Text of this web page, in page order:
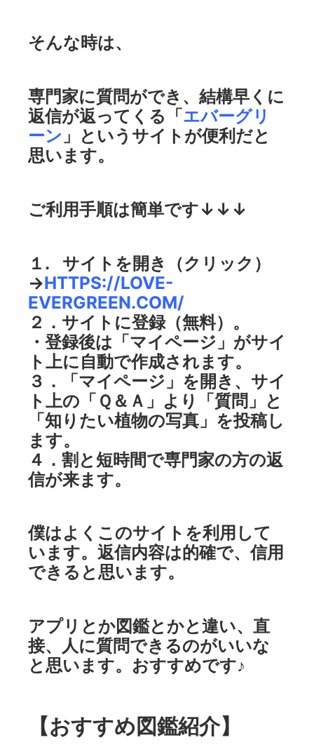
そんな時は、
専門家に質問ができ、結構早くに
返信が返ってくる「エバーグリ
ーン 」というサイトが便利だと
思います。
ご利用手順は簡単です↓↓↓
１. サイトを開き（クリック）
→HTTPS://LOVE-
EVERGREEN.COM/
２．サイトに登録（無料）。
・登録後は「マイページ」がサイ
ト上に自動で作成されます。
３．「マイページ」を開き、サイ
ト上の「Ｑ＆Ａ」より「質問」と
「知りたい植物の写真」を投稿し
ます。
４．割と短時間で専門家の方の返
信が来ます。
僕はよくこのサイトを利用して
います。返信内容は的確で、信用
できると思います。
アプリとか図鑑とかと違い、直
接、人に質問できるのがいいな
と思います。おすすめです♪
【おすすめ図鑑紹介】